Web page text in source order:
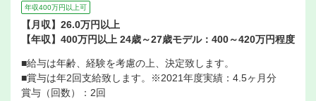
年収400万円以上可
【月収】26.0万円以上
【年収】400万円以上 24歳～27歳モデル：400～420万円程度
■給与は年齢、経験を考慮の上、決定致します。
■賞与は年2回支給致します。※2021年度実績：4.5ヶ月分
賞与（回数）：2回